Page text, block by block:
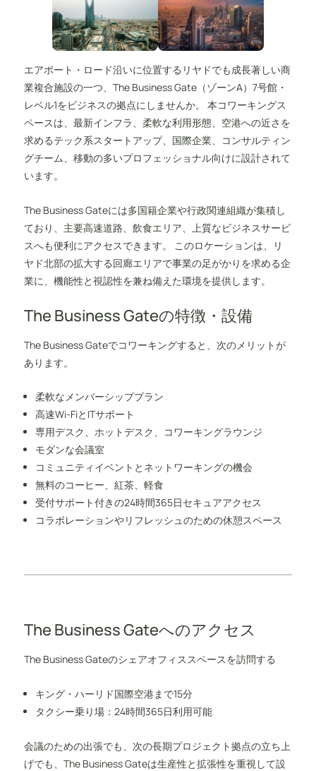
エアポート・ロード沿いに位置するリヤドでも成長著しい商
業複合施設の一つ、The Business Gate（ゾーンA）7号館・
レベル1をビジネスの拠点にしませんか。 本コワーキングス
ペースは、最新インフラ、柔軟な利用形態、空港への近さを
求めるテック系スタートアップ、国際企業、コンサルティン
グチーム、移動の多いプロフェッショナル向けに設計されて
います。
The Business Gateには多国籍企業や行政関連組織が集積し
ており、主要高速道路、飲食エリア、上質なビジネスサービ
スへも便利にアクセスできます。 このロケーションは、リ
ヤド北部の拡大する回廊エリアで事業の足がかりを求める企
業に、機能性と視認性を兼ね備えた環境を提供します。
The Business Gateの特徴・設備
The Business Gateでコワーキングすると、次のメリットが
あります。
柔軟なメンバーシッププラン
高速Wi-FiとITサポート
専用デスク、ホットデスク、コワーキングラウンジ
モダンな会議室
コミュニティイベントとネットワーキングの機会
無料のコーヒー、紅茶、軽食
受付サポート付きの24時間365日セキュアアクセス
コラボレーションやリフレッシュのための休憩スペース
The Business Gateへのアクセス
The Business Gateのシェアオフィススペースを訪問する
キング・ハーリド国際空港まで15分
タクシー乗り場：24時間365日利用可能
会議のための出張でも、次の長期プロジェクト拠点の立ち上
げでも、The Business Gateは生産性と拡張性を重視して設